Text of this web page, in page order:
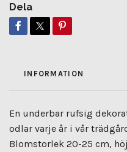
Dela
INFORMATION
En underbar rufsig
odlar varje år i vår
Blomstorlek 20-25 cm,